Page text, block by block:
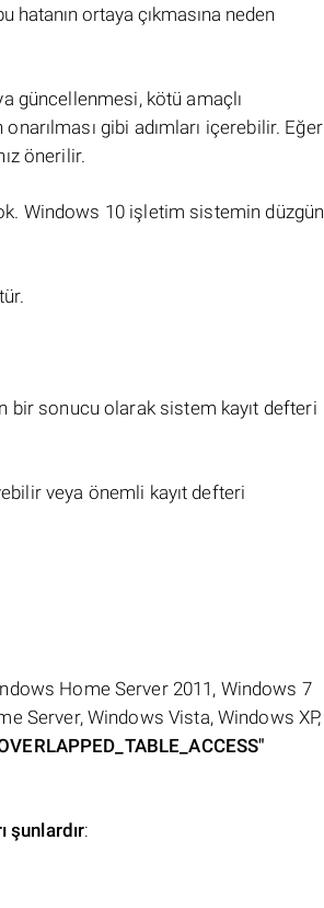
ortaya çıkmasına neden
güncellenmesi, kötü amaçlı
gibi adımları içerebilir. Eğer
önerilir.
Windows 10 işletim sistemin düzgün
bir sonucu olarak sistem kayıt defteri
veya önemli kayıt defteri
Home Server 2011, Windows 7
Server, Windows Vista, Windows XP,
şunlardır: